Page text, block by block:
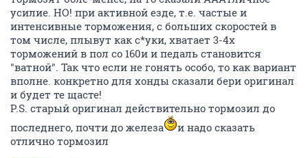
усилие. НО! при активной езде, т.е. частые и
интенсивные торможения, с больших скоростей в
том числе, плывут как с*уки, хватает 3-4х
торможений в пол со 160и и педаль становится
"ватной". Так что если не гонять особо, то как вариант
вполне. конкретно для хонды сказали бери оригинал
и будет те щасте!
P.S. старый оригинал действительно тормозил до
последнего, почти до железа
и надо сказать
отлично тормозил